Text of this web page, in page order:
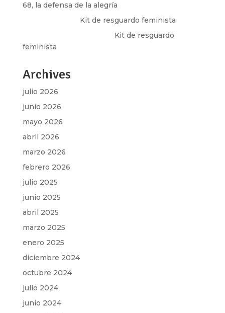
68, la defensa de la alegría
Kit de resguardo feminista
Kit de resguardo
feminista
Archives
julio 2026
junio 2026
mayo 2026
abril 2026
marzo 2026
febrero 2026
julio 2025
junio 2025
abril 2025
marzo 2025
enero 2025
diciembre 2024
octubre 2024
julio 2024
junio 2024